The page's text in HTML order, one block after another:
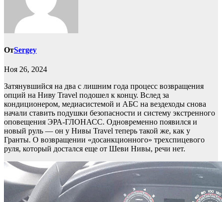
ОтSergey
Ноя 26, 2024
Затянувшийся на два с лишним года процесс возвращения
опций на Ниву Travel подошел к концу. Вслед за
кондиционером, медиасистемой и АБС на вездеходы снова
начали ставить подушки безопасности и систему экстренного
оповещения ЭРА-ГЛОНАСС. Одновременно появился и
новый руль — он у Нивы Travel теперь такой же, как у
Гранты. О возвращении «досанкционного» трехспицевого
руля, который достался еще от Шеви Нивы, речи нет.